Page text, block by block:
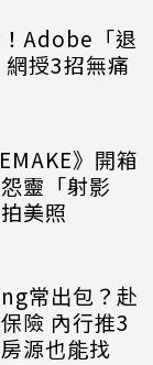
Adobe「退
授3招無痛
》開箱
靈「射影
美照
常出包？赴
險 內行推3
源也能找